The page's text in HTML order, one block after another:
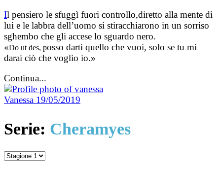
Il pensiero le sfuggì fuori controllo,diretto alla mente di
lui e le labbra dell’uomo si stiracchiarono in un sorriso
sghembo che gli accese lo sguardo nero.
«Do ut des, posso darti quello che vuoi, solo se tu mi
darai ciò che voglio io.»
Continua...
Vanessa 19/05/2019
Serie: Cheramyes